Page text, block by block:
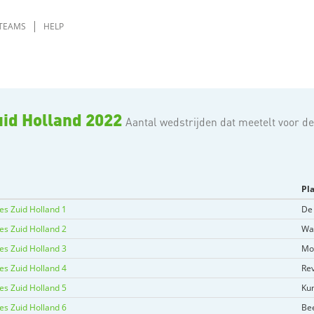
HELP
Holland 2022 Aantal wedstrijden dat meetelt voor
Zuid Holland 1
Zuid Holland 2
Zuid Holland 3
Zuid Holland 4
Zuid Holland 5
Zuid Holland 6